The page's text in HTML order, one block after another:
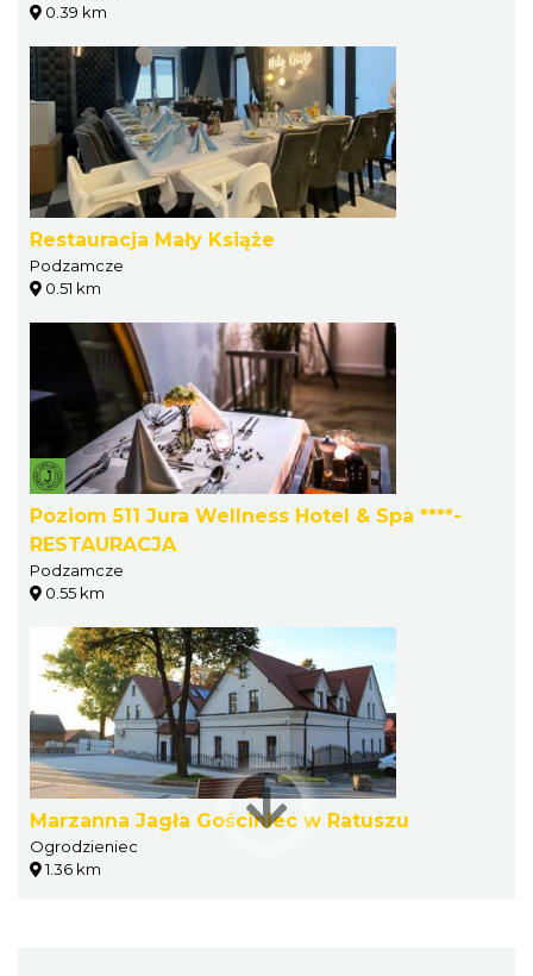
0.39 km
Restauracja Mały Książe
Podzamcze
0.51 km
Poziom 511 Jura Wellness Hotel & Spa ****-
RESTAURACJA
Podzamcze
0.55 km
Marzanna Jagła Gościniec w Ratuszu
Ogrodzieniec
1.36 km